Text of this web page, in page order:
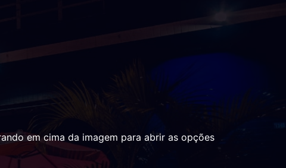
em cima da imagem para abrir as opções